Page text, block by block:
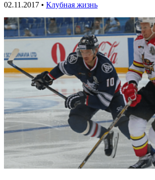
02.11.2017 • Клубная жизнь